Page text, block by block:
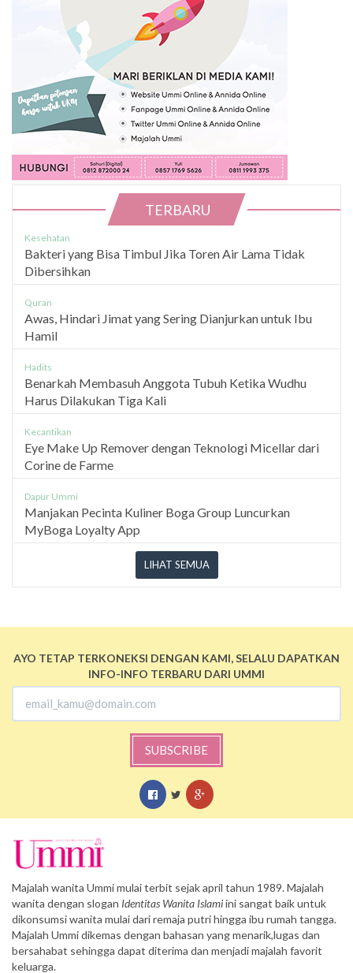
TERBARU
Kesehatan
Bakteri yang Bisa Timbul Jika Toren Air Lama Tidak
Dibersihkan
Quran
Awas, Hindari Jimat yang Sering Dianjurkan untuk Ibu
Hamil
Hadits
Benarkah Membasuh Anggota Tubuh Ketika Wudhu
Harus Dilakukan Tiga Kali
Kecantikan
Eye Make Up Remover dengan Teknologi Micellar dari
Corine de Farme
Dapur Ummi
Manjakan Pecinta Kuliner Boga Group Luncurkan
MyBoga Loyalty App
LIHAT SEMUA
AYO TETAP TERKONEKSI DENGAN KAMI, SELALU DAPATKAN
INFO-INFO TERBARU DARI UMMI
SUBSCRIBE
Majalah wanita Ummi mulai terbit sejak april tahun 1989. Majalah
wanita dengan slogan Identitas Wanita Islamiini sangat baik untuk
dikonsumsi wanita mulai dari remaja putri hingga ibu rumah tangga.
Majalah Ummi dikemas dengan bahasan yang menarik,lugas dan
bersahabat sehingga dapat diterima dan menjadi majalah favorit
keluarga.